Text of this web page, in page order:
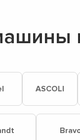
ASCOLI